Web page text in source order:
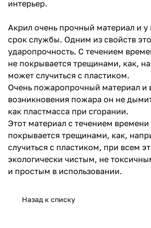
интерьер.
Акрил очень прочный материал и у
срок службы. Одним из свойств
ударопрочность. С течением
не покрывается трещинами, как,
может случиться с пластиком.
Очень пожаропрочный материал и
возникновения пожара он не
как пластмасса при сгорании.
Этот материал с течением
покрывается трещинами, как,
случиться с пластиком, при всем
экологически чистым, не
и простым в использовании.
Назад к списку